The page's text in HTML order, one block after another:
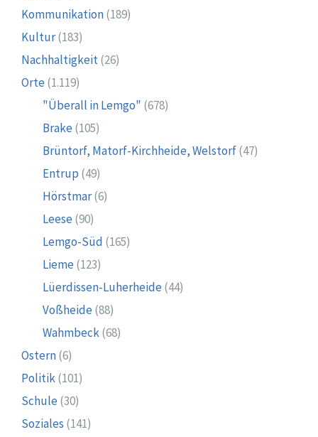
Kommunikation(189)
Kultur(183)
Nachhaltigkeit(26)
Orte (1.119)
"Überall in Lemgo" (678)
Brake (105)
Brüntorf, Matorf-Kirchheide, Welstorf(47)
Entrup (49)
Hörstmar(6)
Leese (90)
Lemgo-Süd (165)
Lieme (123)
Lüerdissen-Luherheide (44)
Voßheide (88)
Wahmbeck(68)
Ostern(6)
Politik(101)
Schule (30)
Soziales (141)